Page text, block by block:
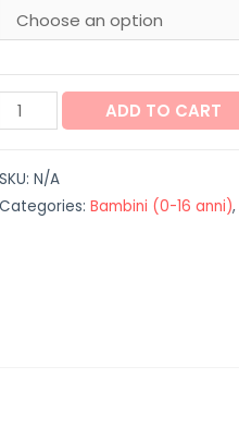
Vestito
"Jingle
quantity
ADD TO CART
SKU: N/A
Categories: Bambini (0-16 anni),